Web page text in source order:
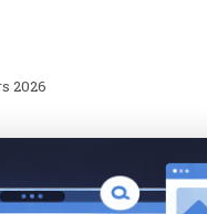
2026